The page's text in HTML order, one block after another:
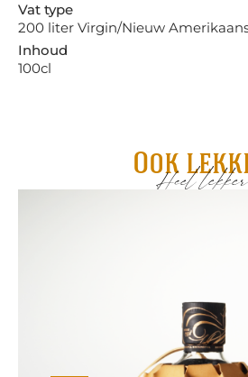
Vat type
200 liter Virgin/Nieuw
Inhoud
100cl
Ook
Heel lekker